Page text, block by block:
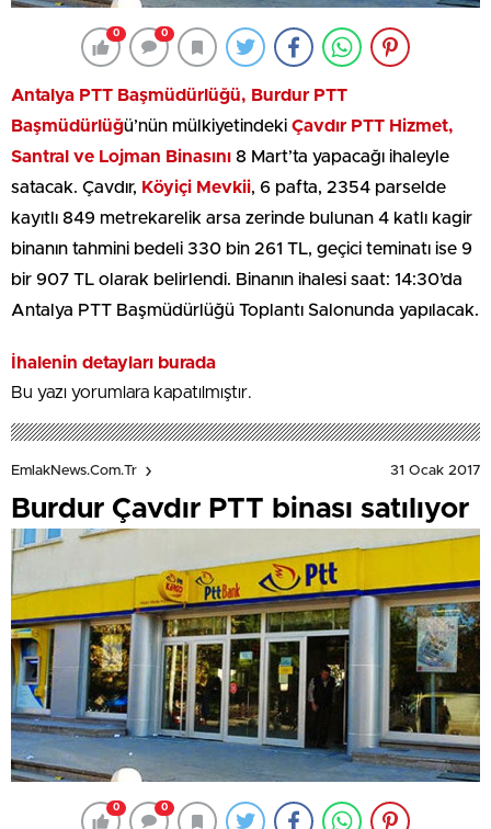
0 0
Antalya PTT Başmüdürlüğü, Burdur PTT
Başmüdürlüğü’nün mülkiyetindeki Çavdır PTT Hizmet,
Santral ve Lojman Binasını 8 Mart’ta yapacağı ihaleyle
satacak. Çavdır, Köyiçi Mevkii, 6 pafta, 2354 parselde
kayıtlı 849 metrekarelik arsa zerinde bulunan 4 katlı kagir
binanın tahmini bedeli 330 bin 261 TL, geçici teminatı ise 9
bir 907 TL olarak belirlendi. Binanın ihalesi saat: 14:30’da
Antalya PTT Başmüdürlüğü Toplantı Salonunda yapılacak.
İhalenin detayları burada
Bu yazı yorumlara kapatılmıştır.
EmlakNews.com.tr 31 Ocak 2017
Burdur Çavdır PTT binası satılıyor
0 0